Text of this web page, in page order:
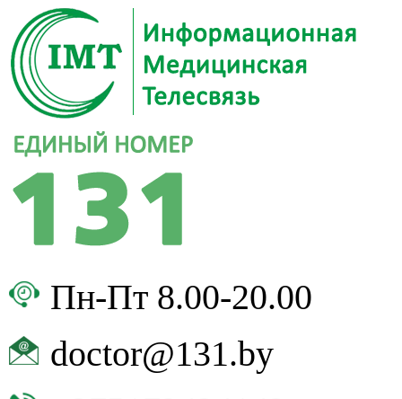
Пн-Пт 8.00-20.00
doctor@131.by